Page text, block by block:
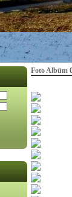
Foto Albüm